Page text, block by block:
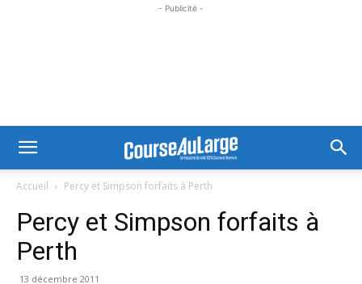
- Publicité -
Accueil Percy et Simpson forfaits à Perth
Percy et Simpson forfaits à
Perth
13 décembre 2011